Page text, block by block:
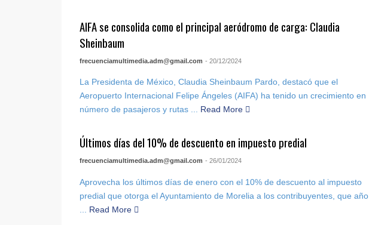
AIFA se consolida como el principal aeródromo de carga: Claudia
Sheinbaum
frecuenciamultimedia.adm@gmail.com - 20/12/2024
La Presidenta de México, Claudia Sheinbaum Pardo, destacó que el
Aeropuerto Internacional Felipe Ángeles (AIFA) ha tenido un crecimiento en
número de pasajeros y rutas ... Read More
Últimos días del 10% de descuento en impuesto predial
frecuenciamultimedia.adm@gmail.com - 26/01/2024
Aprovecha los últimos días de enero con el 10% de descuento al impuesto
predial que otorga el Ayuntamiento de Morelia a los contribuyentes, que año
Read More